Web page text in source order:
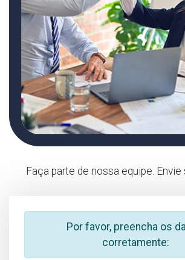
Faça parte de nossa equipe.
Por favor, preencha os
corretamente: